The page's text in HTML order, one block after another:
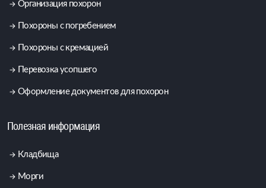
Организация похорон
Похороны с погребением
Похороны с кремацией
Перевозка усопшего
Оформление документов для похорон
Полезная информация
Кладбища
Морги